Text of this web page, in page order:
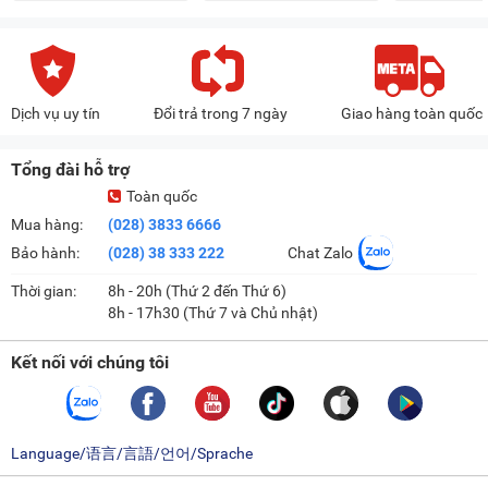
Dịch vụ uy tín Đổi trả trong 7 ngày Giao hàng toàn quốc
Tổng đài hỗ trợ
Mua hàng:
Bảo hành:
Toàn quốc
(028) 3833 6666
(028) 38 333 222
Chat Zalo
Thời gian:
8h - 20h (Thứ 2 đến Thứ 6)
8h - 17h30 (Thứ 7 và Chủ nhật)
Kết nối với chúng tôi
Language/语言/言語/언어/Sprache